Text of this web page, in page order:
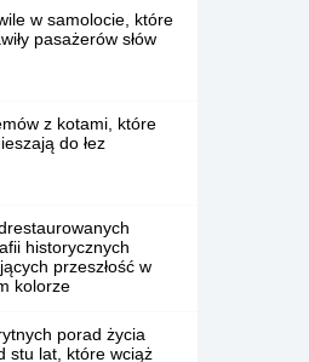
w samolocie, które
pasażerów słów
z kotami, które
do łez
historycznych
przeszłość w
kolorze
porad życia
stu lat, które wciąż